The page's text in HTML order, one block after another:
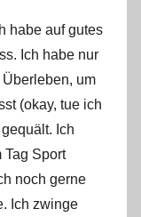
habe auf gutes
Ich habe nur
um
(okay, tue ich
Ich
Tag Sport
noch gerne
Ich zwinge